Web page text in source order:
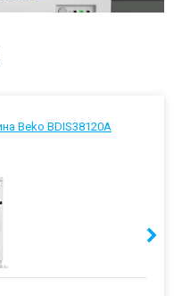
Beko BDIS38120A